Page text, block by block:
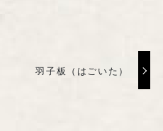
羽子板（はごいた）